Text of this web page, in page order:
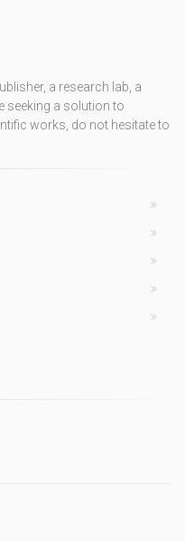
a research lab, a
seeking a solution to
works, do not hesitate to